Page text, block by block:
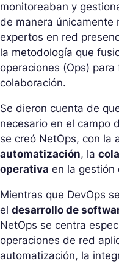
monitoreaban y
de manera únicamente
expertos en red
la metodología que
operaciones (Ops)
colaboración.
Se dieron cuenta de
necesario en el campo
se creó NetOps, con la
automatización, la
operativa en la gestión
Mientras que DevOps
el desarrollo de
NetOps se centra
operaciones de red
automatización, la